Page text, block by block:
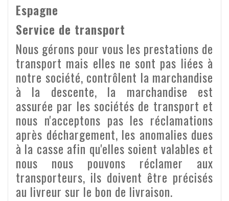
Espagne
Service de transport
Nous gérons pour vous les prestations de
transport mais elles ne sont pas liées à
notre société, contrôlent la marchandise
à la descente, la marchandise est
assurée par les sociétés de transport et
nous n'acceptons pas les réclamations
après déchargement, les anomalies dues
à la casse afin qu'elles soient valables et
nous nous pouvons réclamer aux
transporteurs, ils doivent être précisés
au livreur sur le bon de livraison.